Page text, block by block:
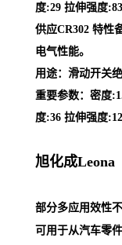
度:29 拉伸强度
供应CR302 特性
电气性能。
用途：滑动开关
重要参数：密度
度:36 拉伸强度
旭化成Leona
部分多应用效性
可用于从汽车零